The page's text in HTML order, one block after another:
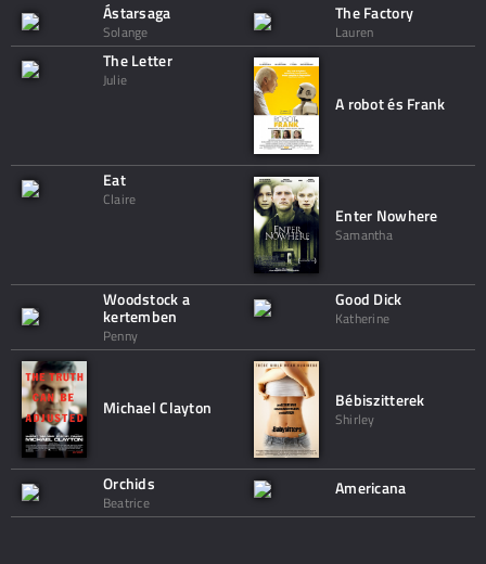
Ástarsaga
Solange
The Factory
Lauren
The Letter
Julie
A robot és Frank
Eat
Claire
Enter Nowhere
Samantha
Woodstock a
kertemben
Penny
Good Dick
Katherine
Michael Clayton Bébiszitterek
Shirley
Orchids
Beatrice
Americana